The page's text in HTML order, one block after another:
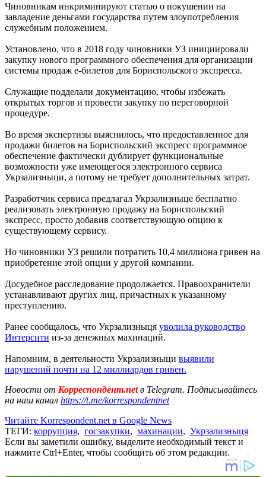
Чиновникам инкриминируют статью о покушении на
завладение деньгами государства путем злоупотребления
служебным положением.
Установлено, что в 2018 году чиновники УЗ инициировали
закупку нового программного обеспечения для организации
системы продаж е-билетов для Бориспольского экспресса.
Служащие подделали документацию, чтобы избежать
открытых торгов и провести закупку по переговорной
процедуре.
Во время экспертизы выяснилось, что предоставленное для
продажи билетов на Бориспольский экспресс программное
обеспечение фактически дублирует функциональные
возможности уже имеющегося электронного сервиса
Укрзализныци, а потому не требует дополнительных затрат.
Разработчик сервиса предлагал Укрзализныце бесплатно
реализовать электронную продажу на Бориспольский
экспресс, просто добавив соответствующую опцию к
существующему сервису.
Но чиновники УЗ решили потратить 10,4 миллиона гривен на
приобретение этой опции у другой компании.
Досудебное расследование продолжается. Правоохранители
устанавливают других лиц, причастных к указанному
преступлению.
Ранее сообщалось, что Укрзализныця уволила руководство
Интерсити из-за денежных махинаций.
Напомним, в деятельности Укрзализныци выявили
нарушений почти на 12 миллиардов гривен.
Новости от Корреспондент.netв Telegram. Подписывайтесь
на наш канал https://t.me/korrespondentnet
Читайте Korrespondent.net в Google News
ТЕГИ: коррупция, госзакупки, махинации, Укрзализныця
Если вы заметили ошибку, выделите необходимый текст и
нажмите Ctrl+Enter, чтобы сообщить об этом редакции.